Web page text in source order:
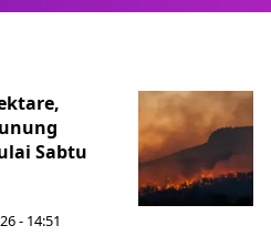
Sabtu
- 14:51